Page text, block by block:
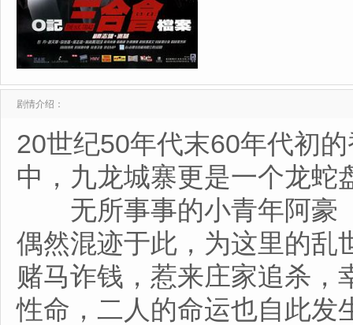
剧情介绍：
20世纪50年代末60年代初
中，九龙城寨更是一个龙蛇
无所事事的小青年阿豪
偶然混迹于此，为这里的乱
赌马诈钱，惹来庄家追杀，
性命，二人的命运也自此发